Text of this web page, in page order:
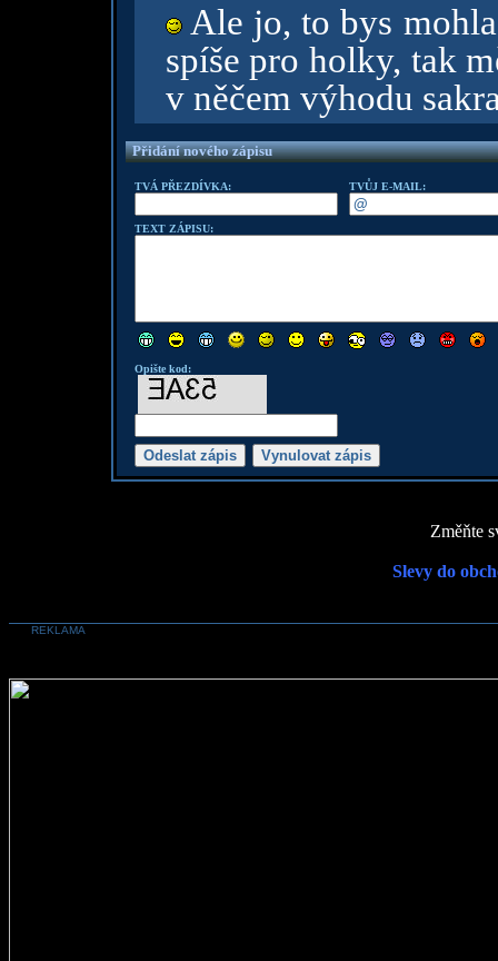
Ale jo, to bys
spíše pro holky, tak
v něčem výhodu
Přidání nového zápisu
TVÁ PŘEZDÍVKA: TVŮJ E-MAIL:
TEXT ZÁPISU:
Opište kod:
Změňte
Slevy do
REKLAMA